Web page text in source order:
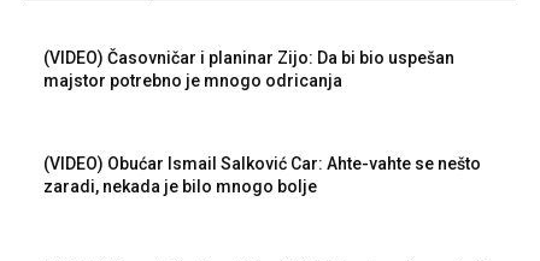
(VIDEO) Časovničar i planinar Zijo: Da bi bio uspešan
majstor potrebno je mnogo odricanja
(VIDEO) Obućar Ismail Salković Car: Ahte-vahte se nešto
zaradi, nekada je bilo mnogo bolje